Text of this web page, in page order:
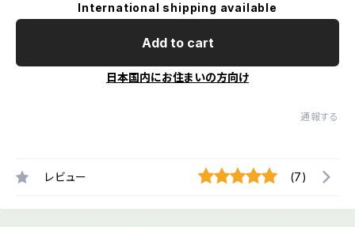
International shipping available
Add to cart
日本国内にお住まいの方向け
通報する
レビュー (7)